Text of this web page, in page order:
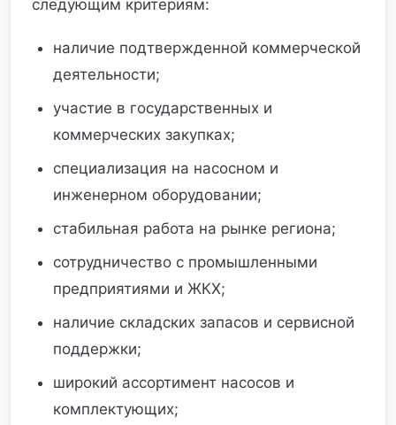
следующим критериям:
наличие подтвержденной коммерческой
деятельности;
участие в государственных и
коммерческих закупках;
специализация на насосном и
инженерном оборудовании;
стабильная работа на рынке региона;
сотрудничество с промышленными
предприятиями и ЖКХ;
наличие складских запасов и сервисной
поддержки;
широкий ассортимент насосов и
комплектующих;